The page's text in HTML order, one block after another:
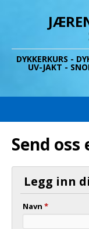
DYKKERKURS -
UV-JAKT -
Send oss
Legg inn
Navn *